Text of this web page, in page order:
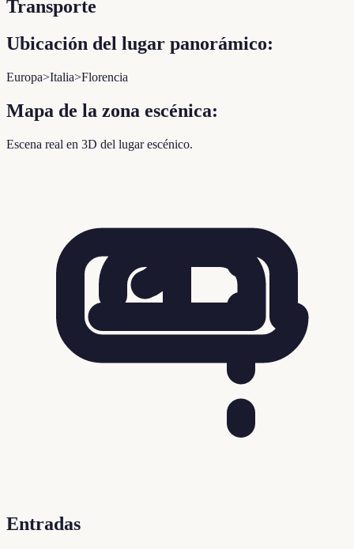
Transporte
Ubicación del lugar panorámico:
Europa>Italia>Florencia
Mapa de la zona escénica:
Escena real en 3D del lugar escénico.
Entradas